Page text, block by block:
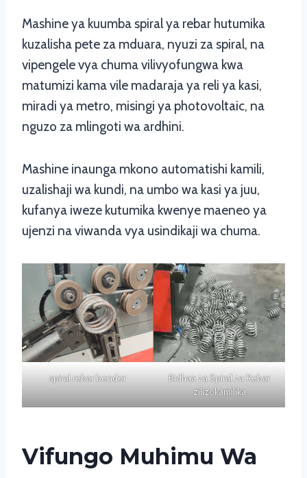
Mashine ya kuumba spiral ya rebar hutumika
kuzalisha pete za mduara, nyuzi za spiral, na
vipengele vya chuma vilivyofungwa kwa
matumizi kama vile madaraja ya reli ya kasi,
miradi ya metro, misingi ya photovoltaic, na
nguzo za mlingoti wa ardhini.
Mashine inaunga mkono automatishi kamili,
uzalishaji wa kundi, na umbo wa kasi ya juu,
kufanya iweze kutumika kwenye maeneo ya
ujenzi na viwanda vya usindikaji wa chuma.
spiral rebar bender
Bidhaa za Spiral za Rebar
zilizokamilika
Vifungo Muhimu Wa